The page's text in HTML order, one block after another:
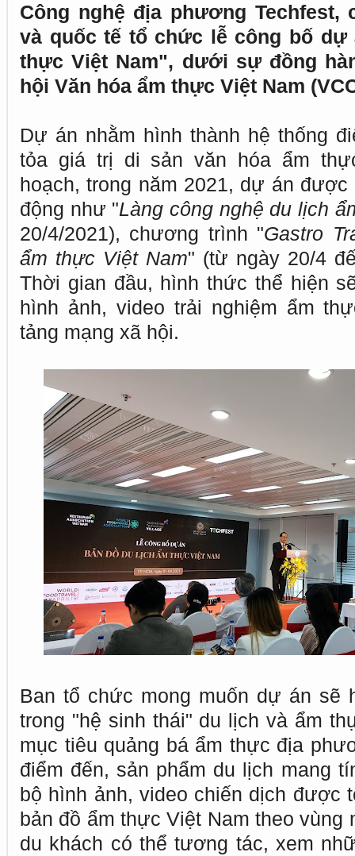
Công nghệ địa phương
và quốc tế tổ chức lễ công bố dự
thực Việt Nam", dưới sự đồng
hội Văn hóa ẩm thực Việt Nam
Dự án nhằm hình thành hệ thống
tỏa giá trị di sản văn hóa ẩm
hoạch, trong năm 2021, dự án
động như "Làng công nghệ du lịch
20/4/2021), chương trình "Gastro
ẩm thực Việt Nam" (từ ngày 20/4
Thời gian đầu, hình thức thể hiện
hình ảnh, video trải nghiệm ẩm
tảng mạng xã hội.
Ban tổ chức mong muốn dự án sẽ
trong "hệ sinh thái" du lịch và ẩm
mục tiêu quảng bá ẩm thực địa
điểm đến, sản phẩm du lịch mang
bộ hình ảnh, video chiến dịch được
bản đồ ẩm thực Việt Nam theo vùng
du khách có thể tương tác, xem